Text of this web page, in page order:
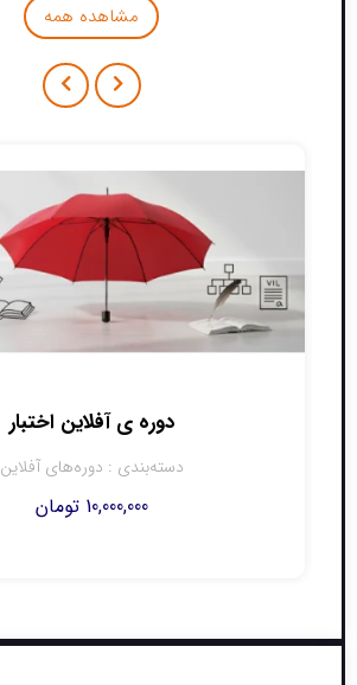
مشاهده همه
دوره ی آفلاین اختبار
دسته‌بندی : دوره‌های آفلاین
10,000,000 تومان